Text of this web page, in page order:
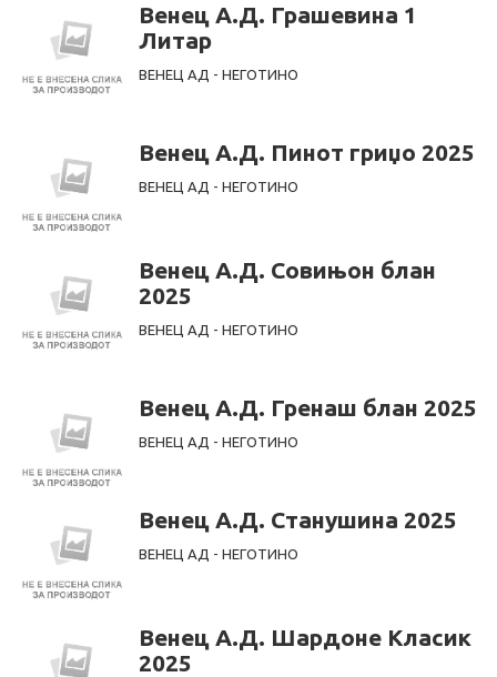
Венец А.Д. Грашевина 1
Литар
ВЕНЕЦ АД - НЕГОТИНО
Венец А.Д. Пинот гриџо 2025
ВЕНЕЦ АД - НЕГОТИНО
Венец А.Д. Совињон блан
2025
ВЕНЕЦ АД - НЕГОТИНО
Венец А.Д. Гренаш блан 2025
ВЕНЕЦ АД - НЕГОТИНО
Венец А.Д. Станушина 2025
ВЕНЕЦ АД - НЕГОТИНО
Венец А.Д. Шардоне Класик
2025